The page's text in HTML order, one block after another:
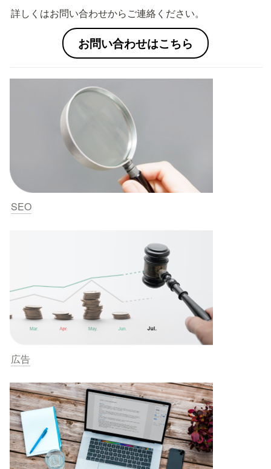
詳しくはお問い合わせからご連絡ください。
お問い合わせはこちら
SEO
広告